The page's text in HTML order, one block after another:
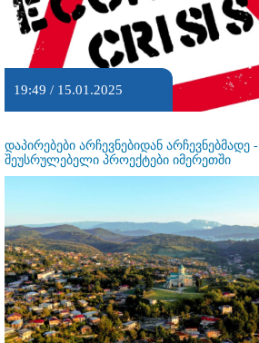
19:49 / 15.01.2025
დაპირებები არჩევნებიდან არჩევნებმადე -
შეუსრულებელი პროექტები იმერეთში